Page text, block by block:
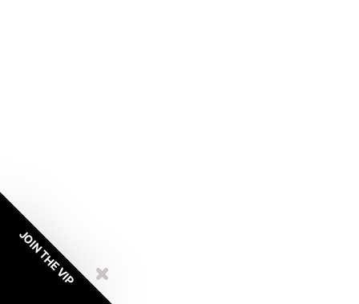
JOIN THE VIP